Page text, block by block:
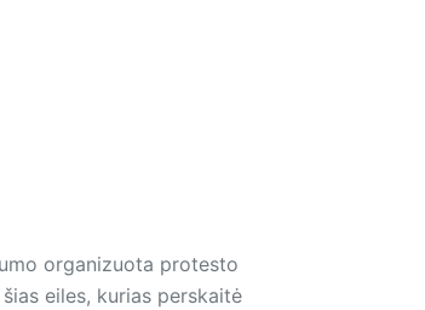
organizuota protesto
eiles, kurias perskaitė